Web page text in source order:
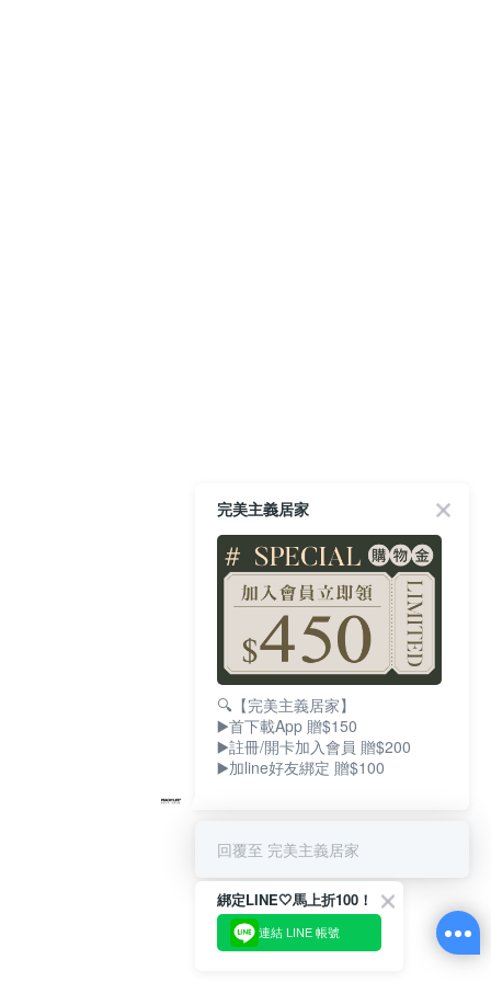
完美主義居家
🔍【完美主義居家】
▶️首下載App 贈$150
▶️註冊/開卡加入會員 贈$200
▶️加line好友綁定 贈$100
回覆至 完美主義居家
綁定LINE🤍馬上折100！
連結 LINE 帳號